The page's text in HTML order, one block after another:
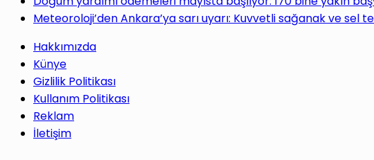
Meteoroloji’den Ankara’ya sarı uyarı: Kuvvetli sağanak ve sel
Hakkımızda
Künye
Gizlilik Politikası
Kullanım Politikası
Reklam
İletişim